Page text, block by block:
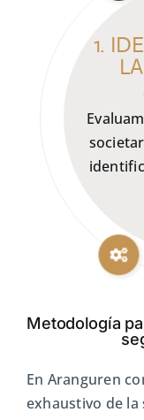
1.
Metodología
En Aranguren
exhaustivo de